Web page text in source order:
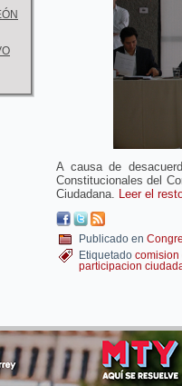
A causa de
Constitucionales del
Ciudadana. Leer el
Publicado en
Etiquetado comision
participacion